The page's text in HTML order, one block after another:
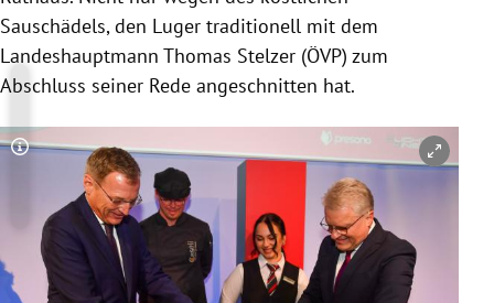
Sauschädels, den Luger traditionell mit dem
Landeshauptmann Thomas Stelzer (ÖVP) zum
Abschluss seiner Rede angeschnitten hat.
Copyright-Hinweis öffnen/schließen